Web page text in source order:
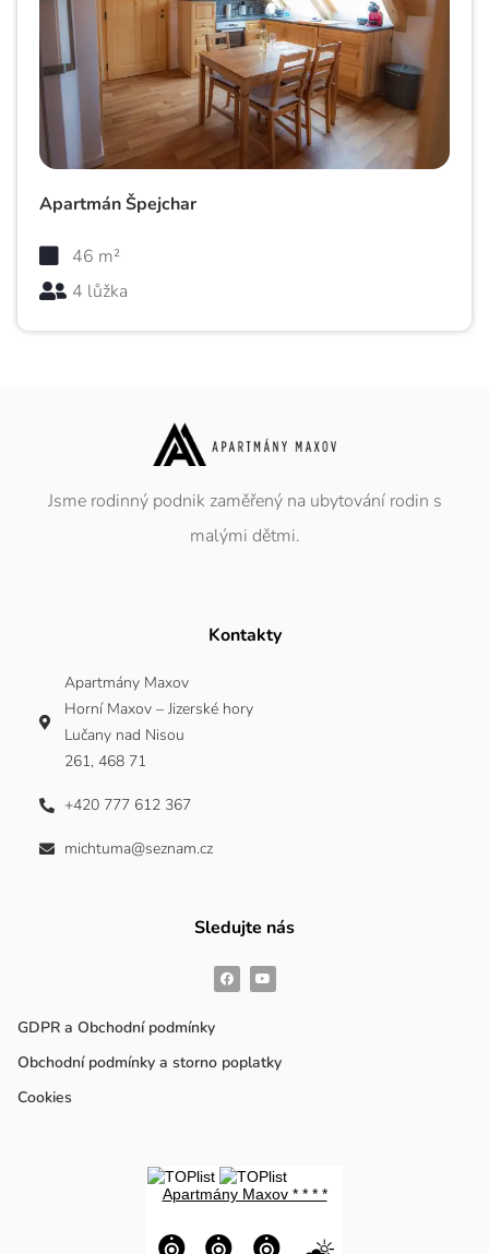
Apartmán Špejchar
46 m²
4 lůžka
Jsme rodinný podnik zaměřený na ubytování rodin s
malými dětmi.
Kontakty
Apartmány Maxov
Horní Maxov – Jizerské hory
Lučany nad Nisou
261, 468 71
+420 777 612 367
michtuma@seznam.cz
Sledujte nás
GDPR a Obchodní podmínky
Obchodní podmínky a storno poplatky
Cookies